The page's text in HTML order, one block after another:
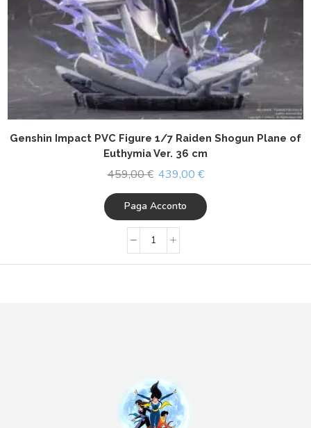
Genshin Impact PVC Figure 1/7 Raiden Shogun Plane of
Euthymia Ver. 36 cm
459,00€ 439,00 €
Paga Acconto